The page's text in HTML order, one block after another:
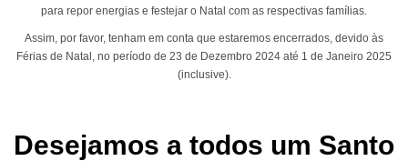
para repor energias e festejar o Natal com as respectivas famílias.
Assim, por favor, tenham em conta que estaremos encerrados, devido às
Férias de Natal, no período de 23 de Dezembro 2024 até 1 de Janeiro 2025
(inclusive).
Desejamos a todos um Santo